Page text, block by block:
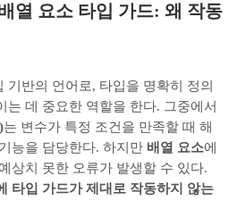
열 요소 타입 가드: 왜 작동
기반의 언어로, 타입을 명확히 정의
는 데 중요한 역할을 한다. 그중에서
는 변수가 특정 조건을 만족할 때 해
능을 담당한다. 하지만 배열 요소에
상치 못한 오류가 발생할 수 있다.
타입 가드가 제대로 작동하지 않는